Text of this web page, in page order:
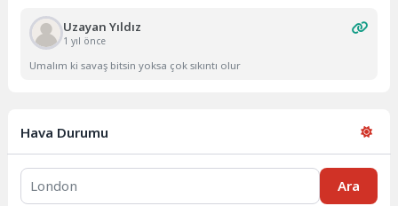
Uzayan Yıldız
1 yıl önce
Umalım ki savaş bitsin yoksa çok sıkıntı olur
Hava Durumu
Ara